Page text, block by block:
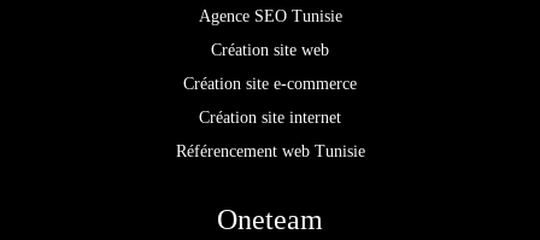
Agence SEO Tunisie
Création site web
Création site e-commerce
Création site internet
Référencement web Tunisie
Oneteam